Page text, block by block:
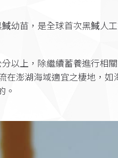
幼苗，是全球首次黑䱛人
以上，除繼續蓄養進行相
在澎湖海域適宜之棲地，
。